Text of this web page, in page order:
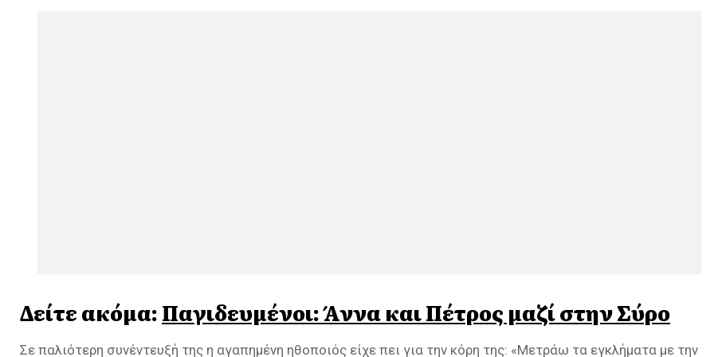
Δείτε ακόμα:Παγιδευμένοι: Άννα και Πέτρος μαζί στην Σύρο
Σε παλιότερη συνέντευξή της η αγαπημένη ηθοποιός είχε πει για την κόρη της: «Μετράω τα εγκλήματα με την